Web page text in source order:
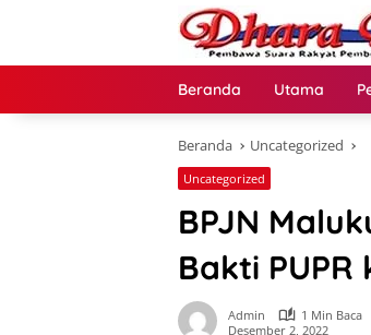
Beranda Utama
Beranda Uncategorized
Uncategorized
BPJN
Bakti PUPR
Admin
1 Min Baca
Desember 2, 2022